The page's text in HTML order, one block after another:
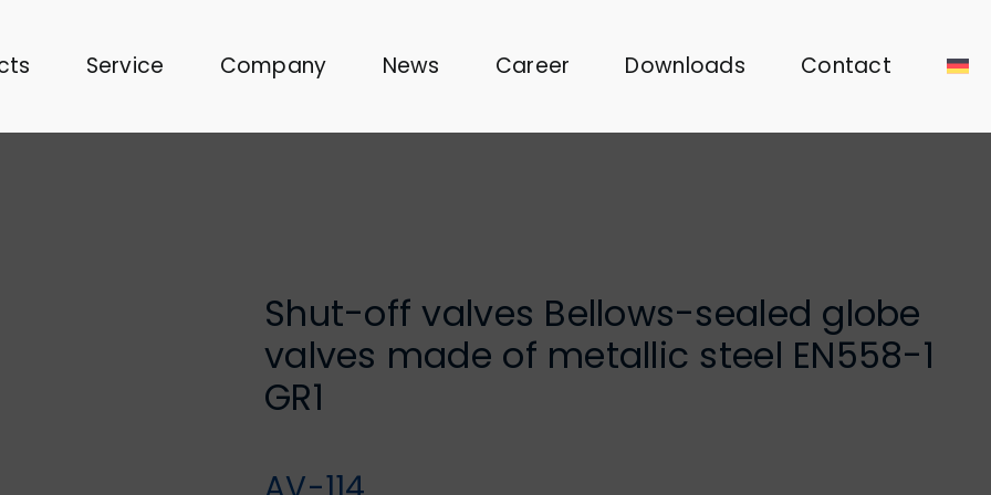
Service Company News Career Downloads Contact
Shut-off valves Bellows-sealed globe
valves made of metallic steel EN558-1
GR1